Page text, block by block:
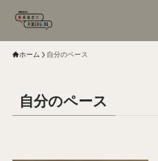
ホーム 自分のペース
自分のペース